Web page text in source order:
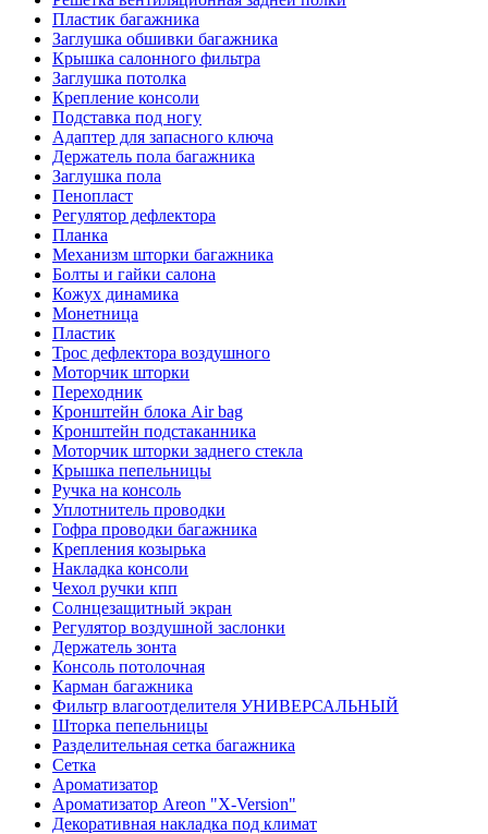
Пластик багажника
Заглушка обшивки багажника
Крышка салонного фильтра
Заглушка потолка
Крепление консоли
Подставка под ногу
Адаптер для запасного ключа
Держатель пола багажника
Заглушка пола
Пенопласт
Регулятор дефлектора
Планка
Механизм шторки багажника
Болты и гайки салона
Кожух динамика
Монетница
Пластик
Трос дефлектора воздушного
Моторчик шторки
Переходник
Кронштейн блока Air bag
Кронштейн подстаканника
Моторчик шторки заднего стекла
Крышка пепельницы
Ручка на консоль
Уплотнитель проводки
Гофра проводки багажника
Крепления козырька
Накладка консоли
Чехол ручки кпп
Солнцезащитный экран
Регулятор воздушной заслонки
Держатель зонта
Консоль потолочная
Карман багажника
Фильтр влагоотделителя УНИВЕРСАЛЬНЫЙ
Шторка пепельницы
Разделительная сетка багажника
Сетка
Ароматизатор
Ароматизатор Areon "X-Version"
Декоративная накладка под климат